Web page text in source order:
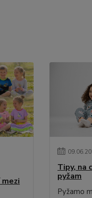
09.06.
Tipy, na
pyžam
Pyžamo